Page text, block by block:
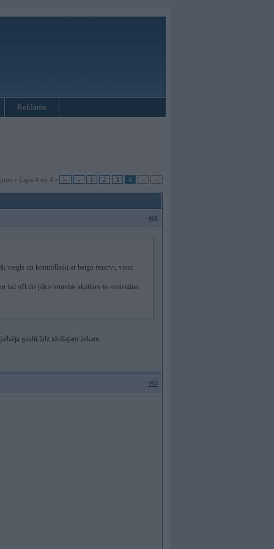
Reklāma
• Lapa 4 no 4 • |« « 1 2 3 4
#61
viegls un kontrollaiki ar baigo rezervi, visur
tad vēl tās pāris stundas skatīties to sveistaino
gaidīt līdz ideālajam laikam.
#62